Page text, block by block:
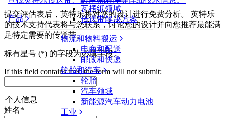
产品
瓦楞纸领域
传送带解决方案
物流和物料搬运
电商和配送
邮政和快递
轮胎和汽车
轮胎
汽车领域
新能源汽车动力电池
工业
提交评估表后，英特乐将对您的设计进行免费分析。 英特乐
的技术支持代表将与您联系，讨论您的设计并向您推荐最能满
足特定需要的传送带。
标有星号 (*) 的字段为必填字段。
If this field contains text, the form will not submit:
个人信息
姓名*